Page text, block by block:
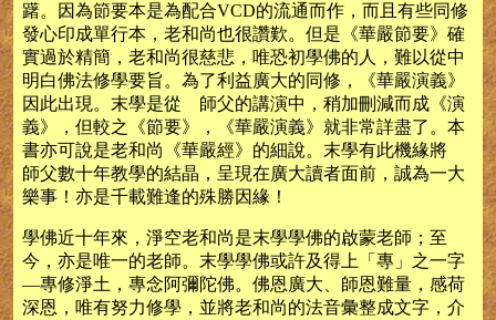
躇。因為節要本是為配合VCD的流通而作，而且有些同修
發心印成單行本，老和尚也很讚歎。但是《華嚴節要》確
實過於精簡，老和尚很慈悲，唯恐初學佛的人，難以從中
明白佛法修學要旨。為了利益廣大的同修，《華嚴演義》
因此出現。末學是從 師父的講演中，稍加刪減而成《演
義》，但較之《節要》，《華嚴演義》就非常詳盡了。本
書亦可說是老和尚《華嚴經》的細說。末學有此機緣將
師父數十年教學的結晶，呈現在廣大讀者面前，誠為一大
樂事！亦是千載難逢的殊勝因緣！
學佛近十年來，淨空老和尚是末學學佛的啟蒙老師；至
今，亦是唯一的老師。末學學佛或許及得上「專」之一字
—專修淨土，專念阿彌陀佛。佛恩廣大、師恩難量，感荷
深恩，唯有努力修學，並將老和尚的法音彙整成文字，介